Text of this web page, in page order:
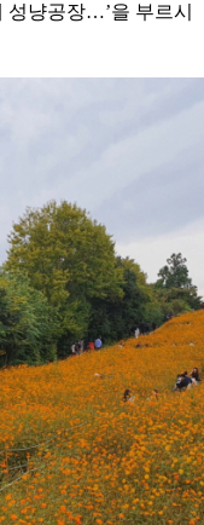
성냥공장…’을 부르시